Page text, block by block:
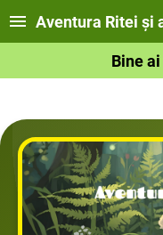
Aventura Ritei și
Bine